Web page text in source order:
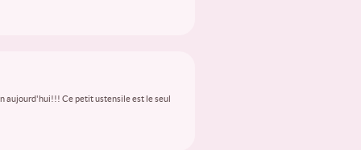
aujourd'hui!!! Ce petit ustensile est le seul